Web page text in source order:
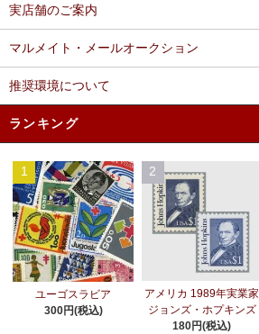
実店舗のご案内
マルメイト・メールオークション
推奨環境について
ランキング
1
ユーゴスラビア
300円(税込)
2
アメリカ 1989年実業家
ジョンズ・ホプキンズ
180円(税込)